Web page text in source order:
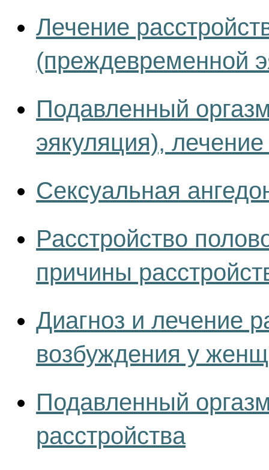
Лечение
(преждевременной
Подавленный
эякуляция),
Сексуальная
Расстройство
причины
Диагноз и лечение
возбуждения у
Подавленный
расстройства